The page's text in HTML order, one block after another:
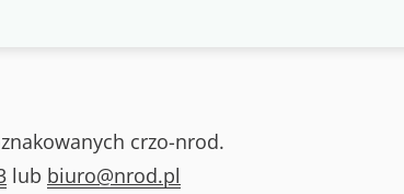
crzo-nrod.
lub biuro@nrod.pl